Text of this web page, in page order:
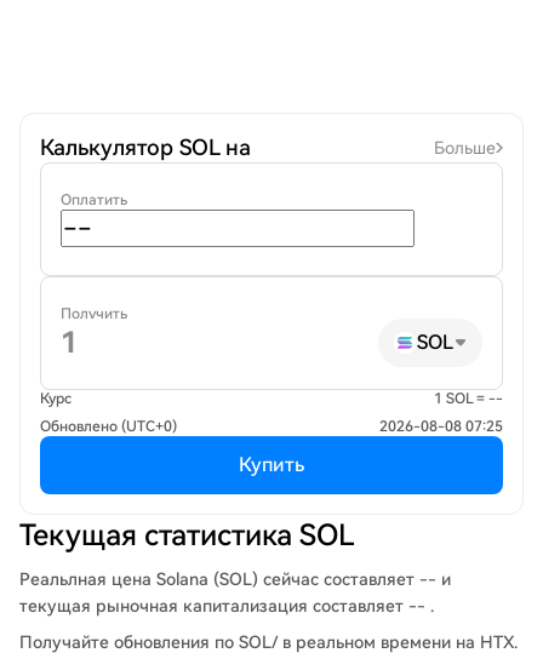
Калькулятор SOL на Больше
Оплатить
Получить
SOL
Курс
1 SOL = --
Обновлено (UTC+0)
2026-08-08 07:25
Купить
Текущая статистика SOL
Реальлная цена Solana (SOL) сейчас составляет -- и
текущая рыночная капитализация составляет -- .
Получайте обновления по SOL/ в реальном времени на HTX.